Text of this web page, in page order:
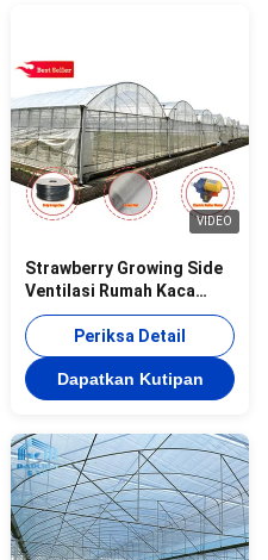
VIDEO
Strawberry Growing Side
Ventilasi Rumah Kaca
Span Tunggal Untuk
PertanianPeriksa Detail
Dapatkan Kutipan